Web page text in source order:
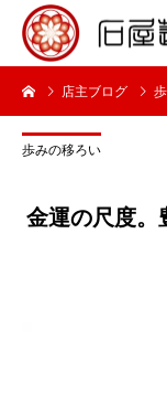
店主ブログ
歩みの移ろい
金運の尺度。